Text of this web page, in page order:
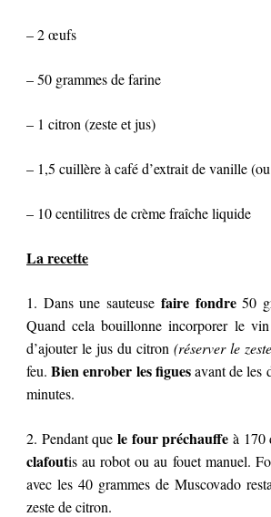
– 2 œufs
– 50 grammes de farine
– 1 citron (zeste et jus)
– 1,5 cuillère à café d’extrait de vanille
– 10 centilitres de crème fraîche liquide
La recette
1. Dans une sauteuse faire fondre50
Quand cela bouillonne incorporer le
d’ajouter le jus du citron (réserver le
feu.Bien enrober les figuesavant de les
minutes.
2. Pendant que le four préchauffe à 170
clafoutis au robot ou au fouet manuel.
avec les 40 grammes de Muscovado
zeste de citron.